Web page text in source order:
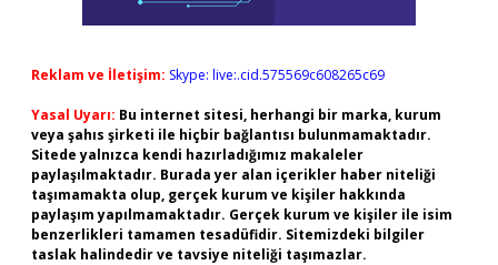
Reklam ve İletişim: Skype: live:.cid.575569c608265c69
Yasal Uyarı: Bu internet sitesi, herhangi bir marka, kurum
veya şahıs şirketi ile hiçbir bağlantısı bulunmamaktadır.
Sitede yalnızca kendi hazırladığımız makaleler
paylaşılmaktadır. Burada yer alan içerikler haber niteliği
taşımamakta olup, gerçek kurum ve kişiler hakkında
paylaşım yapılmamaktadır. Gerçek kurum ve kişiler ile isim
benzerlikleri tamamen tesadüfidir. Sitemizdeki bilgiler
taslak halindedir ve tavsiye niteliği taşımazlar.